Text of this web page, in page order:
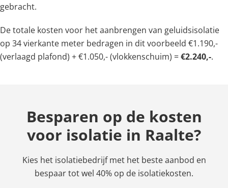
gebracht.
De totale kosten voor het aanbrengen van geluidsisolatie
op 34 vierkante meter bedragen in dit voorbeeld €1.190,-
(verlaagd plafond) + €1.050,- (vlokkenschuim) =€2.240,-.
Besparen op de kosten
voor isolatie in Raalte?
Kies het isolatiebedrijf met het beste aanbod en
bespaar tot wel 40% op de isolatiekosten.